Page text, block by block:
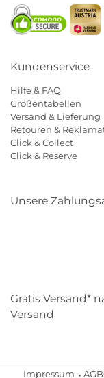
Kundenservice
Hilfe & FAQ
Größentabellen
Versand & Lieferung
Retouren &
Click & Collect
Click & Reserve
Unsere
Gratis Versand*
Versand
Impressum